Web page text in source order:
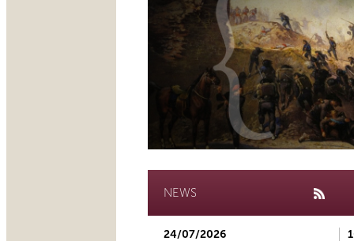
NEWS
24/07/2026